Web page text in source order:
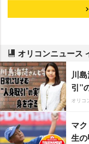
オリコンニュース
川
引”
オリコ
マ
生の